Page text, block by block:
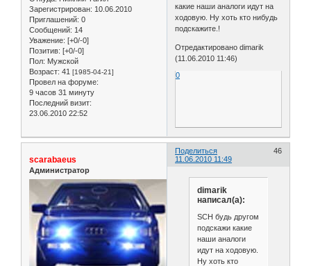
Зарегистрирован: 10.06.2010
Приглашений: 0
Сообщений: 14
Уважение: [+0/-0]
Позитив: [+0/-0]
Пол: Мужской
Возраст: 41 [1985-04-21]
Провел на форуме:
9 часов 31 минуту
Последний визит:
23.06.2010 22:52
какие наши аналоги идут на
ходовую. Ну хоть кто нибудь
подскажите.!
Отредактировано dimarik
(11.06.2010 11:46)
0
Поделиться
46
11.06.2010 11:49
scarabaeus
Администратор
dimarik
написал(а):
SCH будь другом
подскажи какие
наши аналоги
идут на ходовую.
Ну хоть кто